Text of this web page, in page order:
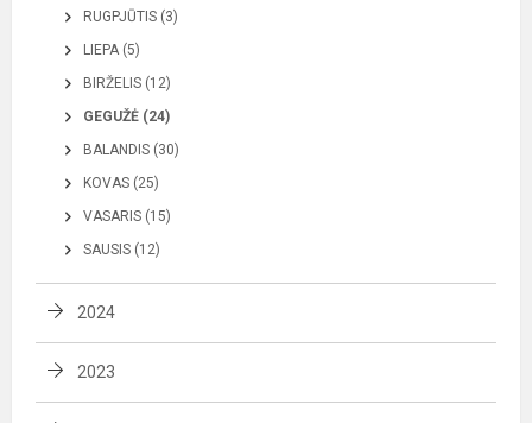
RUGPJŪTIS (3)
LIEPA (5)
BIRŽELIS (12)
GEGUŽĖ (24)
BALANDIS (30)
KOVAS (25)
VASARIS (15)
SAUSIS (12)
2024
2023